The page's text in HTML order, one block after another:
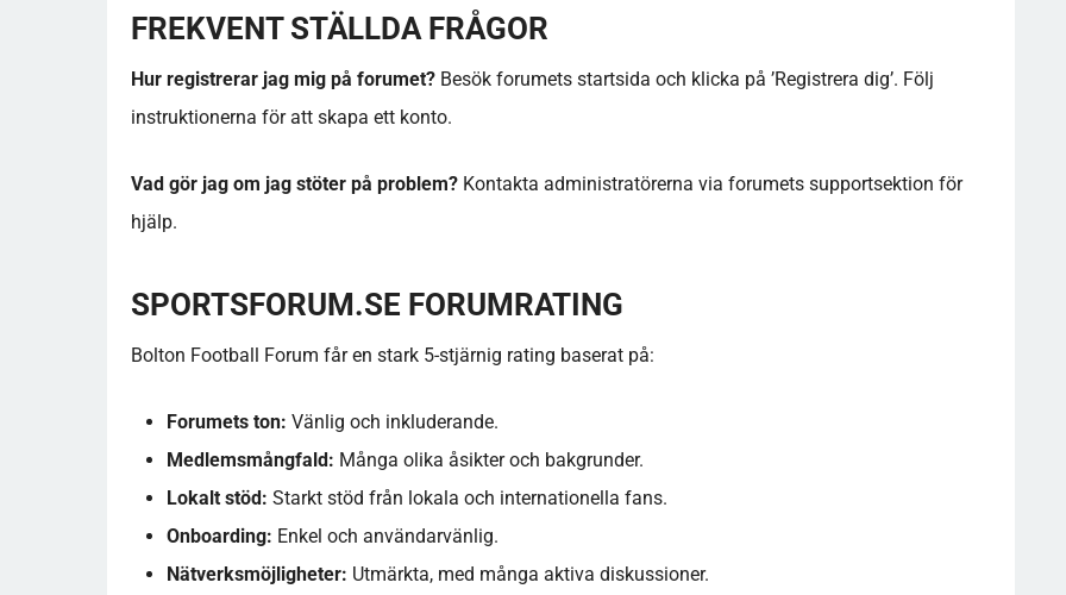
FREKVENT STÄLLDA FRÅGOR
Hur registrerar jag mig på forumet? Besök forumets startsida och klicka på ’Registrera dig’. Följ
instruktionerna för att skapa ett konto.
Vad gör jag om jag stöter på problem? Kontakta administratörerna via forumets supportsektion för
hjälp.
SPORTSFORUM.SE FORUMRATING
Bolton Football Forum får en stark 5-stjärnig rating baserat på:
Forumets ton: Vänlig och inkluderande.
Medlemsmångfald: Många olika åsikter och bakgrunder.
Lokalt stöd: Starkt stöd från lokala och internationella fans.
Onboarding: Enkel och användarvänlig.
Nätverksmöjligheter: Utmärkta, med många aktiva diskussioner.